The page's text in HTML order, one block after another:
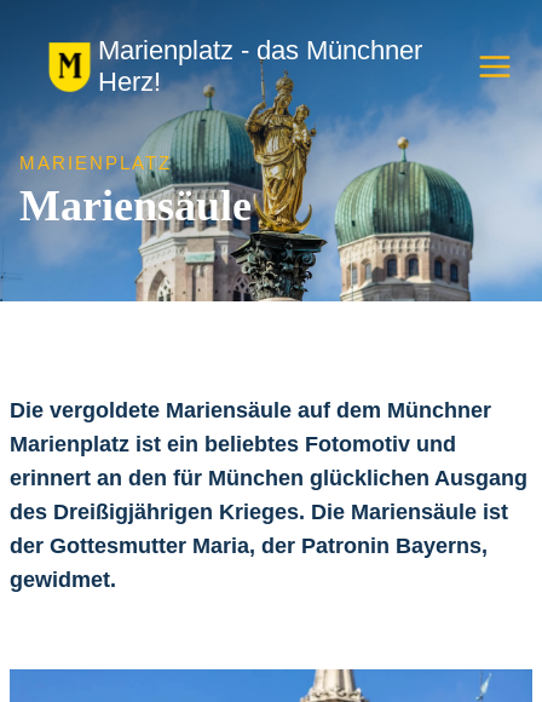
Inhalt
springen
Marienplatz - das Münchner
Herz!
MARIENPLATZ
Mariensäule
Die vergoldete Mariensäule auf dem Münchner
Marienplatz ist ein beliebtes Fotomotiv und
erinnert an den für München glücklichen Ausgang
des Dreißigjährigen Krieges. Die Mariensäule ist
der Gottesmutter Maria, der Patronin Bayerns,
gewidmet.